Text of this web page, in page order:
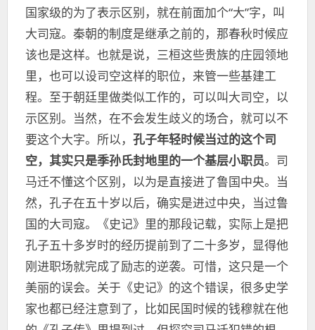
国家级的为了表示区别，就在前面加个“大”字，叫
大司寇。秦朝的制度是继承之前的，那春秋时候应
该也是这样。也就是说，三桓这些贵族的庄园领地
里，也可以设司空这样的职位，来管一些基建工
程。至于朝廷里做类似工作的，可以叫大司空，以
示区别。当然，在不会发生歧义的场合，就可以不
要这个大字。所以， 孔子年轻时候当过的这个司
空，其实只是季孙氏封地里的一个基层小职员。司
马迁不懂这个区别，以为是直接进了鲁国中央。当
然，孔子在五十岁以后，确实是进过中央，当过鲁
国的大司寇。《史记》里的那段记载，实际上是把
孔子五十多岁时的经历提前到了二十多岁，显得他
刚进职场就完成了励志的逆袭。可惜，这只是一个
美丽的误会。关于《史记》的这个错误，很多史学
家也都已经注意到了，比如民国时候的钱穆就在他